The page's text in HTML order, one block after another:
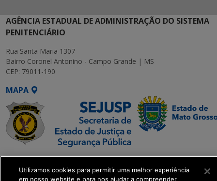
AGÊNCIA ESTADUAL DE ADMINISTRAÇÃO DO SISTEMA
PENITENCIÁRIO
Rua Santa Maria 1307
Bairro Coronel Antonino - Campo Grande | MS
CEP: 79011-190
MAPA
SETDIG | Secretaria-
Executiva de
Utilizamos cookies para permitir uma melhor experiência
em nosso website e para nos ajudar a compreender